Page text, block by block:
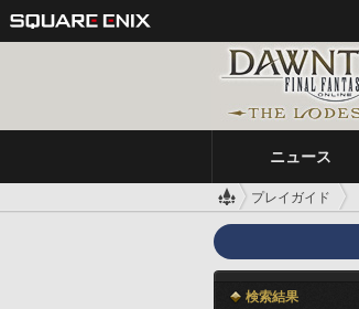
ニュース
プレイガイド
検索結果